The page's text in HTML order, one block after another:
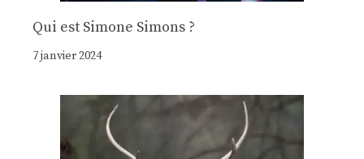
Qui est Simone Simons ?
7 janvier 2024